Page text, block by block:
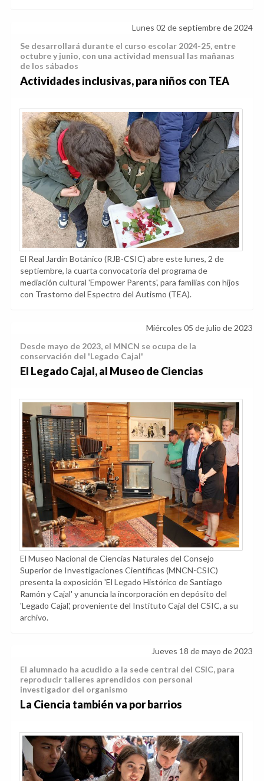
Lunes 02 de septiembre de 2024
Se desarrollará durante el curso escolar 2024-25, entre
octubre y junio, con una actividad mensual las mañanas
de los sábados
Actividades inclusivas, para niños con TEA
El Real Jardín Botánico (RJB-CSIC) abre este lunes, 2 de
septiembre, la cuarta convocatoria del programa de
mediación cultural 'Empower Parents', para familias con hijos
con Trastorno del Espectro del Autismo (TEA).
Miércoles 05 de julio de 2023
Desde mayo de 2023, el MNCN se ocupa de la
conservación del 'Legado Cajal'
El Legado Cajal, al Museo de Ciencias
El Museo Nacional de Ciencias Naturales del Consejo
Superior de Investigaciones Científicas (MNCN-CSIC)
presenta la exposición 'El Legado Histórico de Santiago
Ramón y Cajal' y anuncia la incorporación en depósito del
'Legado Cajal', proveniente del Instituto Cajal del CSIC, a su
archivo.
Jueves 18 de mayo de 2023
El alumnado ha acudido a la sede central del CSIC, para
reproducir talleres aprendidos con personal
investigador del organismo
La Ciencia también va por barrios